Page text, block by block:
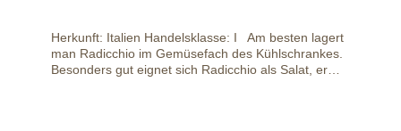
Herkunft: Italien Handelsklasse: I Am besten lagert
man Radicchio im Gemüsefach des Kühlschrankes.
Besonders gut eignet sich Radicchio als Salat, er